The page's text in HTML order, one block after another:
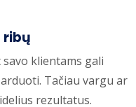
ribų
klientams gali
Tačiau vargu ar
rezultatus.